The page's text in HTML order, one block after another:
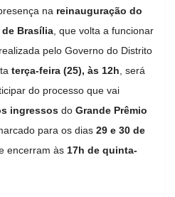
na reinauguração do
Brasília , que volta a funcionar
pelo Governo do Distrito
terça-feira (25), às 12h , será
do processo que vai
ingressos do Grande Prêmio
para os dias 29 e 30 de
encerram às 17h de quinta-